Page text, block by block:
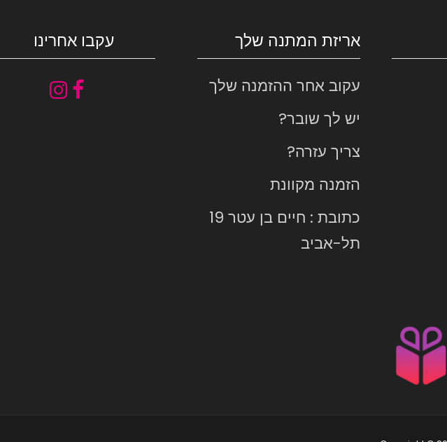
אריזת המתנה שלך
עקוב אחר ההזמנה שלך
יש לך שובר?
צריך עזרה?
הזמנה מקוונת
כתובת : חיים בן עטר 19
תל-אביב
עקבו אחרינו